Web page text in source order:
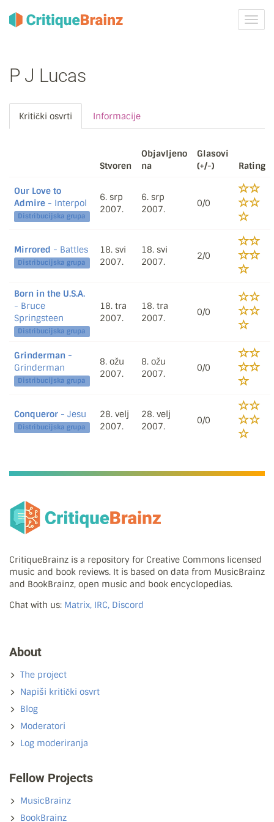
ili
P J Lucas
Kritički osvrti Informacije
Stvoren
Objavljeno
na
Glasovi
(+/-)
Rating
Our Love to
Admire - Interpol
Distribucijska grupa
6. srp
2007.
6. srp
2007.
0/0
Mirrored - Battles
Distribucijska grupa
18. svi
2007.
18. svi
2007.
2/0
Born in the U.S.A.
- Bruce
Springsteen
Distribucijska grupa
18. tra
2007.
18. tra
2007.
0/0
Grinderman -
Grinderman
Distribucijska grupa
8. ožu
2007.
8. ožu
2007.
0/0
Conqueror - Jesu
Distribucijska grupa
28. velj
2007.
28. velj
2007.
0/0
CritiqueBrainz is a repository for Creative Commons licensed
music and book reviews. It is based on data from MusicBrainz
and BookBrainz, open music and book encyclopedias.
Chat with us: Matrix, IRC, Discord
About
The project
Napiši kritički osvrt
Blog
Moderatori
Log moderiranja
Fellow Projects
MusicBrainz
BookBrainz